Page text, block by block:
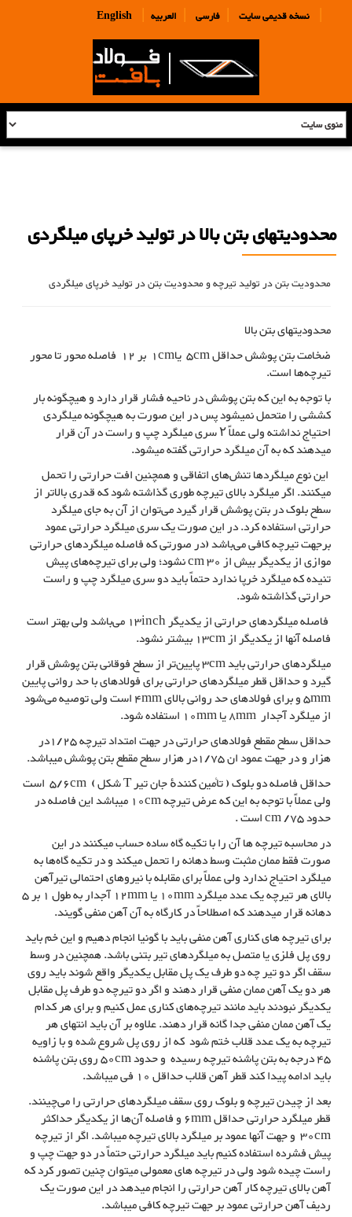
English | نسخه قدیمی سایت| فارسی| العربیه |
محدودیتهای بتن بالا در تولید خرپای میلگردی
محدودیت بتن در تولید تیرچه و محدودیت بتن در تولید خرپای میلگردی
محدودیتهای بتن بالا
ضخامت بتن پوشش حداقل 5cm یا1cm بر 12 فاصله محور تا محور
تیرچه‌ها است.
با توجه به این که بتن پوشش در ناحیه فشار قرار دارد و هیچگونه بار
کششی را متحمل نمیشود پس در این صورت به هیچگونه میلگردی
احتیاج نداشته ولی عملاً ۲ سری میلگرد چپ و راست در آن قرار
میدهند که به آن میلگرد حرارتی گفته میشود.
این نوع میلگردها تنش‌های اتفاقی و همچنین افت حرارتی را تحمل
میکنند. اگر میلگرد بالای تیرچه طوری گذاشته شود که قدری بالاتر از
سطح بلوک در بتن پوشش قرار گیرد می‌توان از آن به جای میلگرد
حرارتی استفاده کرد. در این صورت یک سری میلگرد حرارتی عمود
برجهت تیرچه کافی می‌باشد (در صورتی که فاصله میلگردهای حرارتی
موازی از یکدیگر بیش از 30 cm نشود؛ ولی برای تیرچه‌های پیش
تنیده که میلگرد خرپا ندارد حتماً باید دو سری میلگرد چپ و راست
حرارتی گذاشته شود.
فاصله میلگردهای حرارتی از یکدیگر 13inch می‌باشد ولی بهتر است
فاصله آنها از یکدیگر از 13cm بیشتر نشود.
میلگردهای حرارتی باید 3cm پایین‌تر از سطح فوقانی بتن پوشش قرار
گیرد و حداقل قطر میلگردهای حرارتی برای فولادهای با حد روانی پایین
5mm و برای فولادهای حد روانی بالای 4mm است ولی توصیه می‌شود
از میلگرد آجدار 8mm یا 10mm استفاده شود.
حداقل سطح مقطع فولادهای حرارتی در جهت امتداد تیرچه 1/25در
هزار و در جهت عمود ان 1/75در هزار سطح مقطع بتن پوشش میباشد.
حداقل فاصله دو بلوک ( تأمین کنندهٔ جان تیر T شکل ) 5/6cm است
ولی عملاً با توجه به این که عرض تیرچه 10cm میباشد این فاصله در
حدود 75/ cm است .
در محاسبه تیرچه ها آن را با تکیه گاه ساده حساب میکنند در این
صورت فقط ممان مثبت وسط دهانه را تحمل میکند و در تکیه گاه‌ها به
میلگرد احتیاج ندارد ولی عملاً برای مقابله با نیروهای احتمالی تیرآهن
بالای هر تیرچه یک عدد میلگرد 10mm یا 12mm آجدار به طول 1 بر 5
دهانه قرار میدهند که اصطلاحاً در کارگاه به آن آهن منفی گویند.
برای تیرچه های کناری آهن منفی باید با گونیا انجام دهیم و این خم باید
روی پل فلزی یا متصل به میلگردهای تیر بتنی باشد. همچنین در وسط
سقف اگر دو تیر چه دو طرف یک پل مقابل یکدیگر واقع شوند باید روی
هر دو یک آهن ممان منفی قرار دهند و اگر دو تیرچه دو طرف پل مقابل
یکدیگر نبودند باید مانند تیرچه‌های کناری عمل کنیم و برای هر کدام
یک آهن ممان منفی جدا گانه قرار دهند. علاوه بر آن باید انتهای هر
تیرچه به یک عدد قلاب ختم شود که از روی پل شروع شده و با زاویه
45 درجه به بتن پاشنه تیرچه رسیده و حدود 50cm روی بتن پاشنه
باید ادامه پیدا کند قطر آهن قلاب حداقل 10 فی میباشد.
بعد از چیدن تیرچه و بلوک روی سقف میلگردهای حرارتی را می‌چینند.
قطر میلگرد حرارتی حداقل 6mm و فاصله آن‌ها از یکدیگر حداکثر
30cm و جهت آنها عمود بر میلگرد بالای تیرچه میباشد. اگر از تیرچه
پیش فشرده استفاده کنیم باید میلگرد حرارتی حتماً در دو جهت چپ و
راست چیده شود ولی در تیرچه های معمولی میتوان چنین تصور کرد که
آهن بالای تیرچه کار آهن حرارتی را انجام میدهد در این صورت یک
ردیف آهن حرارتی عمود بر جهت تیرچه کافی میباشد.